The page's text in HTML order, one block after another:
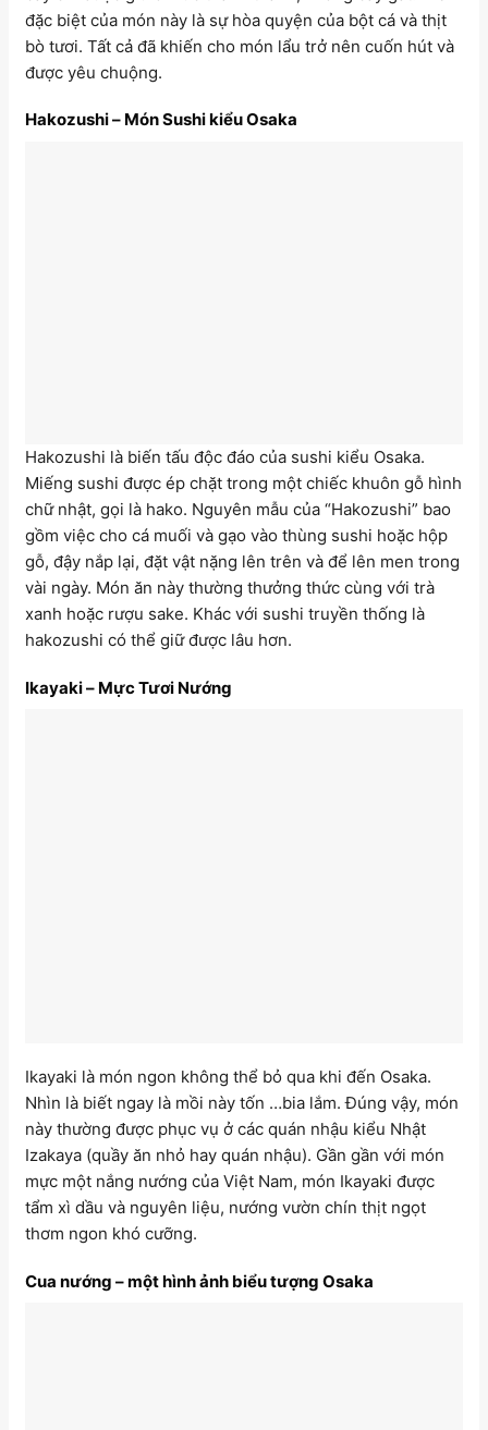
đặc biệt của món này là sự hòa quyện của bột cá và thịt
bò tươi. Tất cả đã khiến cho món lẩu trở nên cuốn hút và
được yêu chuộng.
Hakozushi – Món Sushi kiểu Osaka
Hakozushi là biến tấu độc đáo của sushi kiểu Osaka.
Miếng sushi được ép chặt trong một chiếc khuôn gỗ hình
chữ nhật, gọi là hako. Nguyên mẫu của “Hakozushi” bao
gồm việc cho cá muối và gạo vào thùng sushi hoặc hộp
gỗ, đậy nắp lại, đặt vật nặng lên trên và để lên men trong
vài ngày. Món ăn này thường thưởng thức cùng với trà
xanh hoặc rượu sake. Khác với sushi truyền thống là
hakozushi có thể giữ được lâu hơn.
Ikayaki – Mực Tươi Nướng
Ikayaki là món ngon không thể bỏ qua khi đến Osaka.
Nhìn là biết ngay là mồi này tốn …bia lắm. Đúng vậy, món
này thường được phục vụ ở các quán nhậu kiểu Nhật
Izakaya (quầy ăn nhỏ hay quán nhậu). Gần gần với món
mực một nắng nướng của Việt Nam, món Ikayaki được
tẩm xì dầu và nguyên liệu, nướng vườn chín thịt ngọt
thơm ngon khó cưỡng.
Cua nướng – một hình ảnh biểu tượng Osaka